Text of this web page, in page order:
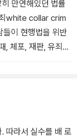
아는 것이 전혀 없
든 활동은 그가 제
을 끼친다. 연구 유
이 하는 작업과 조직
시Peter Rossi는
를 정확히 산출하
수고나 비용을 아
들의 숫자를 산출하
통계 데이터 수집 개
었음을 밝혔다. 그
는 노숙자는 다른
기 때문이었다.
만연해있던 법률
죄white collar crim
들이 현행법을 위반
, 체포, 재판, 유죄
로 했다. 서덜랜드는
, 흔히 인식되고 공
발생하고 상위 계
. 교도소에 들어가
도 되지 않는다.” 그
따라서 실수를 배 로